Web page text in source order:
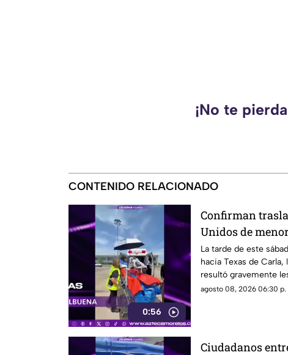
¡No te
CONTENIDO RELACIONADO
0:56
Confirman
Unidos de
en la explosión
Cuernavaca
La tarde de este
hacia Texas de Carla,
resultó gravemente
en Cuernavaca.
agosto 08, 2026 06:30 p.
Ciudadanos